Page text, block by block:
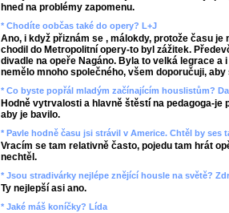
hned na problémy zapomenu.
* Chodíte oobčas také do opery? L+J
Ano, i když přiznám se , málokdy, protože času je
chodil do Metropolitní opery-to byl zážitek.
divadle na opeře Nagáno. Byla to velká legrace a
nemělo mnoho společného, všem doporučuji,
* Co byste popřál mladým začínajícím houslistům?
Hodně vytrvalosti a hlavně štěstí na pedagoga-je
aby je bavilo.
* Pavle hodně času jsi strávil v Americe. Chtěl by ses
Vracím se tam relativně často, pojedu tam hrát
nechtěl.
* Jsou stradivárky nejlépe znějící housle na světě?
Ty nejlepší asi ano.
* Jaké máš koníčky? Lída